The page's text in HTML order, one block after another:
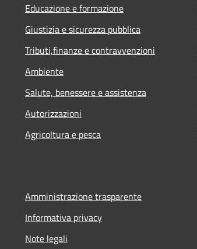
Educazione e formazione
Giustizia e sicurezza pubblica
Tributi,finanze e contravvenzioni
Ambiente
Salute, benessere e assistenza
Autorizzazioni
Agricoltura e pesca
Amministrazione trasparente
Informativa privacy
Note legali